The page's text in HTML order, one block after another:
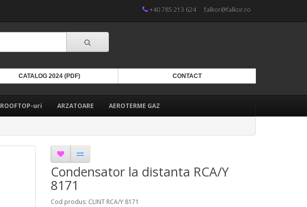
+40 785 213 624 falkor@falkor.ro
CATALOG 2024 (PDF) CONTACT
ROOFTOP-uri ARZATOARE AEROTERME GAZ
Condensator la distanta RCA/Y
8171
Cod produs: CLINT RCA/Y 8171